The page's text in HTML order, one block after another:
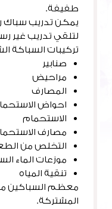
طفيفة.
يمكن تدريب سباك
لتلقي تدريب غير
تركيبات السباكة
صنابير
مراحيض
المصارف
احواض
الاستحمام
مصارف
التخلص من
موزعات الماء
تنقية المياه
معظم السباكين
المشتركة.